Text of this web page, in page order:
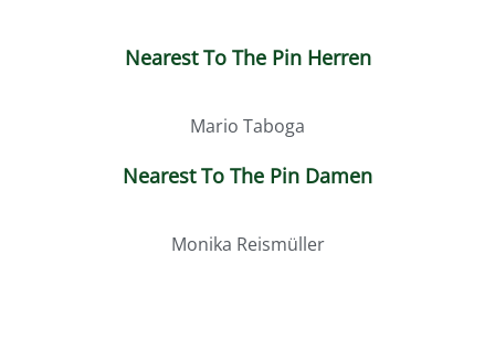
Nearest To The Pin Herren
Mario Taboga
Nearest To The Pin Damen
Monika Reismüller